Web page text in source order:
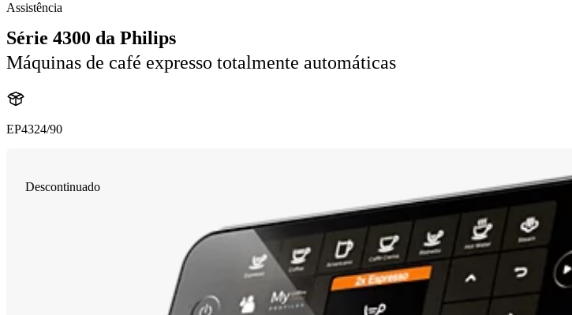
Assistência
Série 4300 da Philips
Máquinas de café expresso totalmente automáticas
EP4324/90
Descontinuado